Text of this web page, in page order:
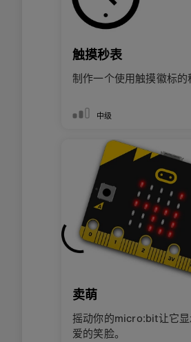
触摸秒表
制作一个使用触摸徽标的
中级
卖萌
摇动你的micro:bit让它
爱的笑脸。